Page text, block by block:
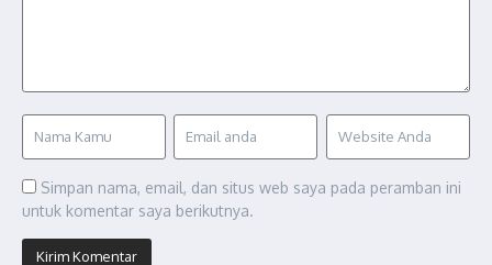
Simpan nama, email, dan situs web saya pada peramban ini
untuk komentar saya berikutnya.